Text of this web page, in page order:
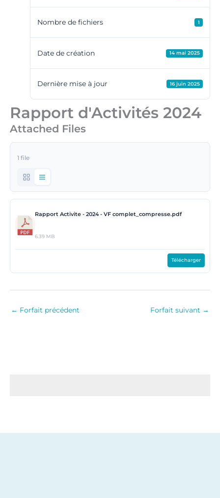
Nombre de fichiers 1
Date de création 14 mai 2025
Dernière mise à jour 16 juin 2025
Rapport d'Activités 2024
Attached Files
1 file
Rapport Activite - 2024 - VF complet_compresse.pdf
6.39 MB
Télécharger
← Forfait précédent Forfait suivant →